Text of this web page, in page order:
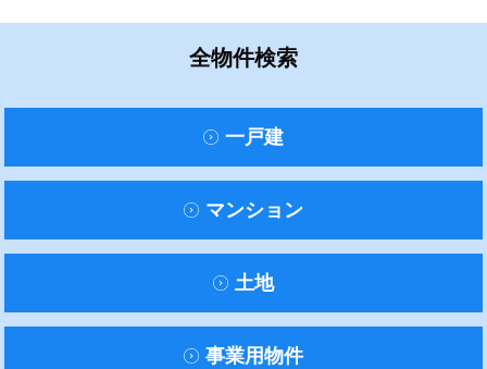
全物件検索
一戸建
マンション
土地
事業用物件